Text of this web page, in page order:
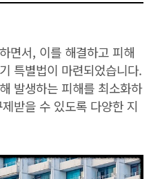
면서, 이를 해결하고 피해
특별법이 마련되었습니다.
발생하는 피해를 최소화하
받을 수 있도록 다양한 지